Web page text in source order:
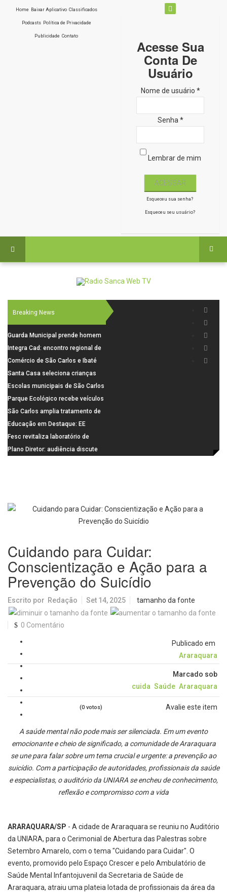
Home Baixar Aplicativo Classificados
Podcasts Política de Privacidade
Publicidade Contato
Acesse Sua
Conta De
Usuário
Nome de usuário *
Senha *
Lembrar de mim
Esqueceu sua senha?
Esqueceu seu usuário?
Breaking News
Guarda Municipal prende homem
por tentativa de furto em CEMEI
após cerco em São Carlos
Integra Cad: encontro regional de
segurança púbica será realizado
dia 10 de agosto em São Carlos
Comércio de São Carlos e Ibaté
terá horário especial para o dia
dos Pais
Santa Casa seleciona crianças
para pesquisa sobre dor de
crescimento
Escolas municipais de São Carlos
superam média Nacional do IDEB
Parque Ecológico recebe veículos
elétricos e moderniza rotina de
manejo dos animais
São Carlos amplia tratamento de
resíduos de saúde com autoclave
de última geração
Educação em Destaque: EE
Visconde da Cunha Bueno, em
Santa Eudóxia, alcança nota 7,8
Fesc revitaliza laboratório de
informática da Emeb Ulysses
Plano Diretor: audiência discute
Cuidando para Cuidar:
Conscientização e Ação para a
Prevenção do Suicídio
Escrito por Redação Set 14, 2025 tamanho da fonte
0 Comentário
Publicado em
Araraquara
Marcado sob
cuida Saúde Araraquara
Avalie este item
(0 votos)
A saúde mental não pode mais ser silenciada. Em um evento
emocionante e cheio de significado, a comunidade de Araraquara
se une para falar sobre um tema crucial e urgente: a prevenção ao
suicídio. Com a participação de autoridades, profissionais da saúde
e especialistas, o auditório da UNIARA se encheu de conhecimento,
reflexão e compromisso com a vida
ARARAQUARA/SP - A cidade de Araraquara se reuniu no Auditório
da UNIARA, para o Cerimonial de Abertura das Palestras sobre
Setembro Amarelo, com o tema "Cuidando para Cuidar". O
evento, promovido pelo Espaço Crescer e pelo Ambulatório de
Saúde Mental Infantojuvenil da Secretaria de Saúde de
Araraquara, atraiu uma plateia lotada de profissionais da área da